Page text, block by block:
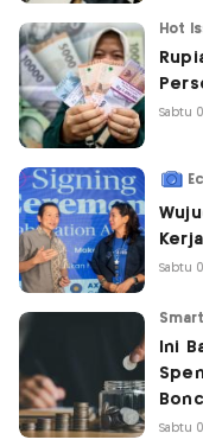
Hot
Sabtu
Sabtu
Ini
Sabtu